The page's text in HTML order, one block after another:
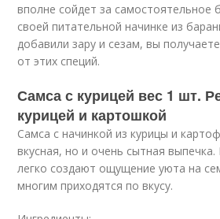
вполне сойдет за самостоятельное
своей питательной начинке из
добавили зару и сезам, вы
от этих специй.
Самса с курицей вес 1 шт.
курицей и картошкой
Самса с начинкой из курицы и
вкусная, но и очень сытная
легко создают ощущение уюта на
многим приходятся по вкусу.